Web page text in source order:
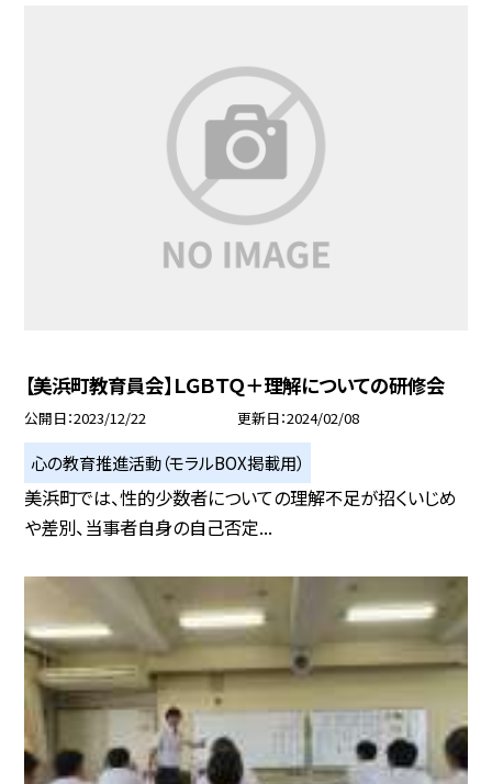
【美浜町教育員会】ＬＧＢＴＱ＋理解についての研修会
公開日 2023/12/22 更新日 2024/02/08
心の教育推進活動（モラルBOX掲載用）
美浜町では、性的少数者についての理解不足が招くいじめ
や差別、当事者自身の自己否定...